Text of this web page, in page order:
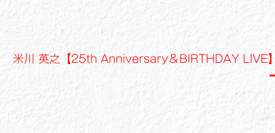
次
稿:
米川 英之【25th Anniversary＆BIRTHDAY LIVE】